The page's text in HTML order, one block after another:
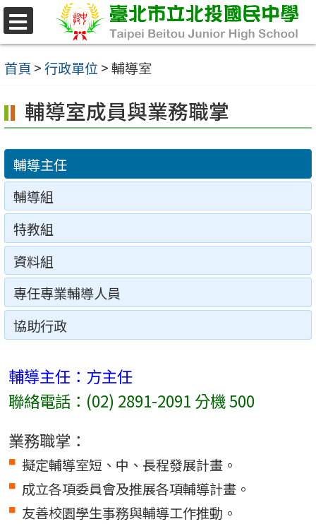
跳
至
主
內
容
區
首頁 >行政單位 >輔導室
輔導室成員與業務職掌
輔導主任
輔導組
特教組
資料組
專任專業輔導人員
協助行政
輔導主任：方主任
聯絡電話：(02) 2891-2091 分機 500
業務職掌：
擬定輔導室短、中、長程發展計畫。
成立各項委員會及推展各項輔導計畫。
友善校園學生事務與輔導工作推動。
選
單